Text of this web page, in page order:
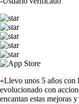
«Llevo unos 5 años con
evolucionado con
encantan estas mejoras